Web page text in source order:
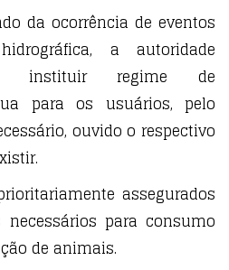
da ocorrência de eventos
a autoridade
instituir regime de
para os usuários, pelo
ouvido o respectivo
assegurados
para consumo
de animais.